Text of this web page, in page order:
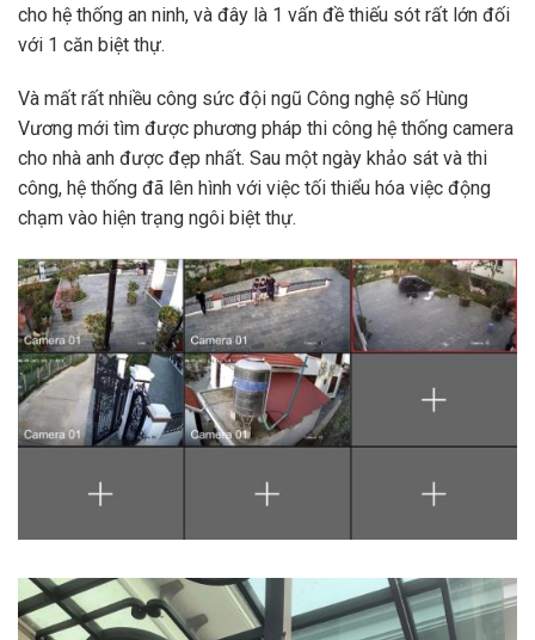
cho hệ thống an ninh, và đây là 1 vấn đề thiếu sót rất lớn đối
với 1 căn biệt thự.
Và mất rất nhiều công sức đội ngũ Công nghệ số Hùng
Vương mới tìm được phương pháp thi công hệ thống camera
cho nhà anh được đẹp nhất. Sau một ngày khảo sát và thi
công, hệ thống đã lên hình với việc tối thiểu hóa việc động
chạm vào hiện trạng ngôi biệt thự.